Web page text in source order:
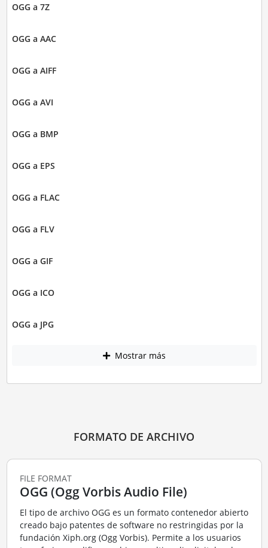
OGG a 7Z
OGG a AAC
OGG a AIFF
OGG a AVI
OGG a BMP
OGG a EPS
OGG a FLAC
OGG a FLV
OGG a GIF
OGG a ICO
OGG a JPG
Mostrar más
FORMATO DE ARCHIVO
FILE FORMAT
OGG (Ogg Vorbis Audio File)
El tipo de archivo OGG es un formato contenedor abierto
creado bajo patentes de software no restringidas por la
fundación Xiph.org (Ogg Vorbis). Permite a los usuarios